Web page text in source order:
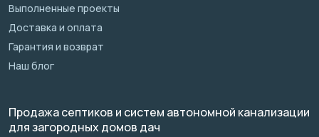
Выполненные проекты
Доставка и оплата
Гарантия и возврат
Наш блог
Продажа септиков и систем автономной канализации
для загородных домов дач